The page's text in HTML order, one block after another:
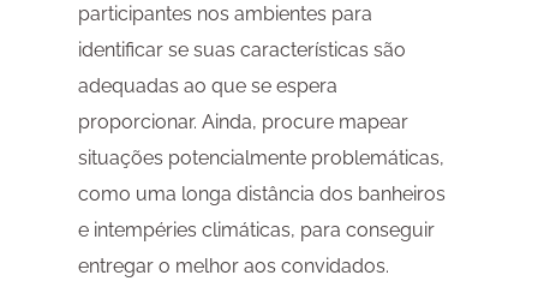
participantes nos ambientes para
identificar se suas características são
adequadas ao que se espera
proporcionar. Ainda, procure mapear
situações potencialmente problemáticas,
como uma longa distância dos banheiros
e intempéries climáticas, para conseguir
entregar o melhor aos convidados.